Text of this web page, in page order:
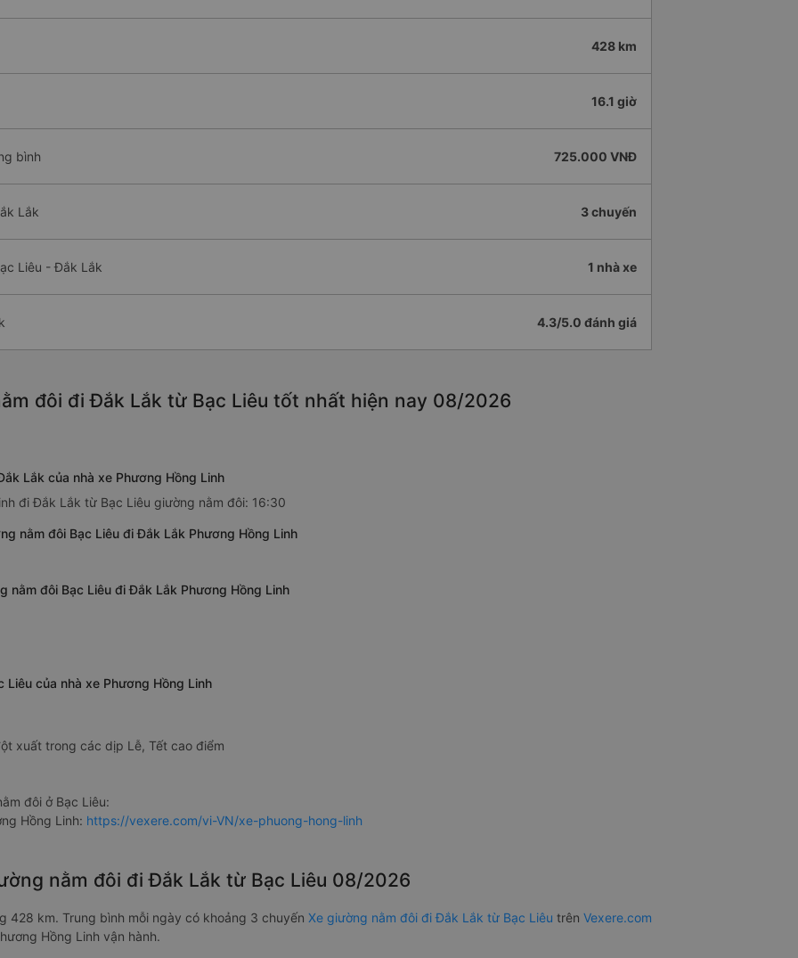
428 km
16.1 giờ
bình 725.000 VNĐ
Lắk 3 chuyến
Liêu - Đắk Lắk 1 nhà xe
4.3/5.0 đánh giá
đôi đi Đắk Lắk từ Bạc Liêu tốt nhất hiện nay 08/2026
Lắk của nhà xe Phương Hồng Linh
đi Đắk Lắk từ Bạc Liêu giường nằm đôi: 16:30
nằm đôi Bạc Liêu đi Đắk Lắk Phương Hồng Linh
đôi Bạc Liêu đi Đắk Lắk Phương Hồng Linh
của nhà xe Phương Hồng Linh
xuất trong các dịp Lễ, Tết cao điểm
đôi ở Bạc Liêu:
Hồng Linh: https://vexere.com/vi-VN/xe-phuong-hong-linh
nằm đôi đi Đắk Lắk từ Bạc Liêu 08/2026
428 km. Trung bình mỗi ngày có khoảng 3 chuyến Xe giường nằm đôi đi Đắk Lắk từ Bạc Liêu trên Vexere.com
Hồng Linh vận hành.